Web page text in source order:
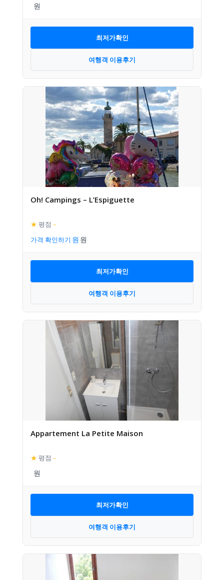
최저가확인
여행객 이용후기
Oh! Campings – L’Espiguette
★ 평점 –
가격 확인하기
최저가확인
여행객 이용후기
Appartement La Petite Maison
★ 평점 –
최저가확인
여행객 이용후기